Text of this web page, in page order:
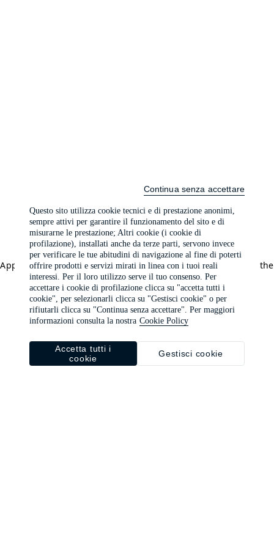
Application error: a client-side exception has occurred (see the
browser console for more information).
Questo sito utilizza cookie tecnici e di prestazione anonimi,
sempre attivi per garantire il funzionamento del sito e di
misurarne le prestazione; Altri cookie (i cookie di
profilazione), installati anche da terze parti, servono invece
per verificare le tue abitudini di navigazione al fine di poterti
offrire prodotti e servizi mirati in linea con i tuoi reali
interessi. Per il loro utilizzo serve il tuo consenso. Per
accettare i cookie di profilazione clicca su "accetta tutti i
cookie", per selezionarli clicca su "Gestisci cookie" o per
rifiutarli clicca su "Continua senza accettare". Per maggiori
informazioni consulta la nostra Cookie Policy
Gestisci cookie
Accetta tutti i
cookie
Continua senza accettare